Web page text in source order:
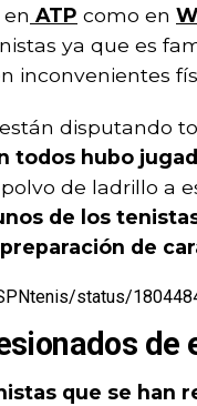
ATP como en
ya que es
inconvenientes
disputando
todos hubo
de ladrillo a
de los
de
status/
de
que se